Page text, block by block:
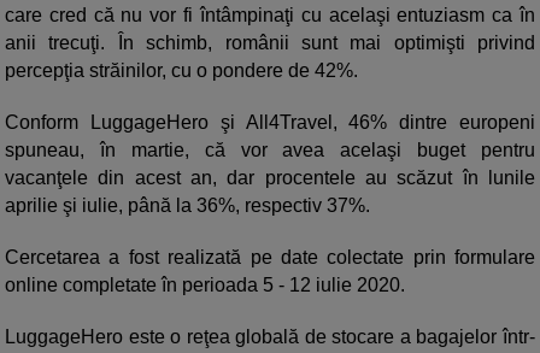
care cred că nu vor fi întâmpinaţi cu acelaşi entuziasm ca în
anii trecuţi. În schimb, românii sunt mai optimişti privind
percepţia străinilor, cu o pondere de 42%.
Conform LuggageHero şi All4Travel, 46% dintre europeni
spuneau, în martie, că vor avea acelaşi buget pentru
vacanţele din acest an, dar procentele au scăzut în lunile
aprilie şi iulie, până la 36%, respectiv 37%.
Cercetarea a fost realizată pe date colectate prin formulare
online completate în perioada 5 - 12 iulie 2020.
LuggageHero este o reţea globală de stocare a bagajelor într-